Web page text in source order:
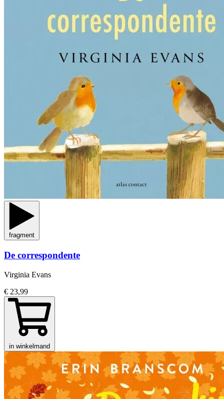
fragment
De correspondente
Virginia Evans
€ 23,99
in winkelmand